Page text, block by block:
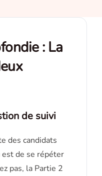
: La
de suivi
des candidats
de se répéter
pas, la Partie 2